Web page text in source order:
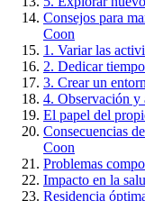
Consejos para
Coon
1. Variar las
2. Dedicar
3. Crear un
4. Observación y
El papel del
Consecuencias
Coon
Problemas
Impacto en la
Residencia